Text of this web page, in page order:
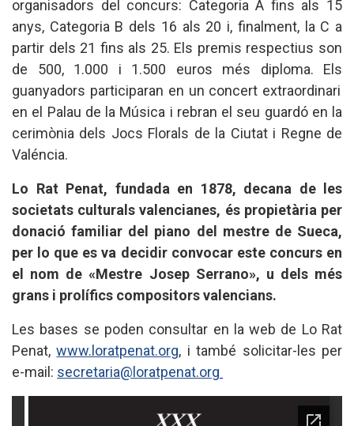
organisadors del concurs: Categoria A fins als 15
anys, Categoria B dels 16 als 20 i, finalment, la C a
partir dels 21 fins als 25. Els premis respectius son
de 500, 1.000 i 1.500 euros més diploma. Els
guanyadors participaran en un concert extraordinari
en el Palau de la Música i rebran el seu guardó en la
cerimònia dels Jocs Florals de la Ciutat i Regne de
Valéncia.
Lo Rat Penat, fundada en 1878, decana de les
societats culturals valencianes, és propietària per
donació familiar del piano del mestre de Sueca,
per lo que es va decidir convocar este concurs en
el nom de «Mestre Josep Serrano», u dels més
grans i prolífics compositors valencians.
Les bases se poden consultar en la web de Lo Rat
Penat,www.loratpenat.org, i també solicitar-les per
e-mail: secretaria@loratpenat.org